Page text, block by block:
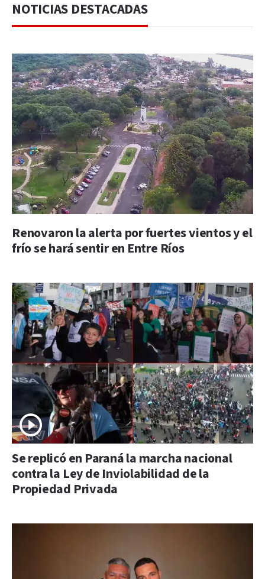
NOTICIAS DESTACADAS
Renovaron la alerta por fuertes vientos y el
frío se hará sentir en Entre Ríos
Se replicó en Paraná la marcha nacional
contra la Ley de Inviolabilidad de la
Propiedad Privada